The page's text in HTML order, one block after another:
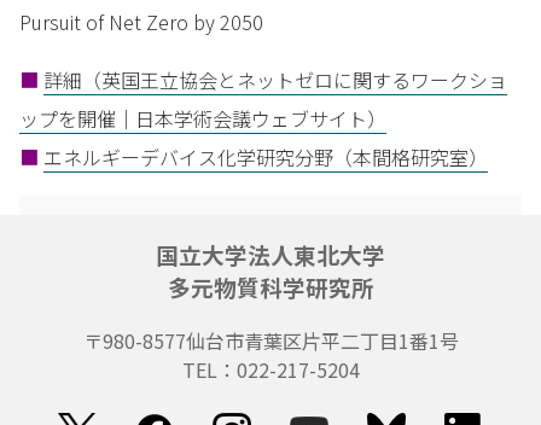
Pursuit of Net Zero by 2050
■ 詳細（英国王立協会とネットゼロに関するワークショ
ップを開催｜日本学術会議ウェブサイト）
■ エネルギーデバイス化学研究分野（本間格研究室）
国立大学法人東北大学
多元物質科学研究所
〒980-8577仙台市青葉区片平二丁目1番1号
TEL：022-217-5204